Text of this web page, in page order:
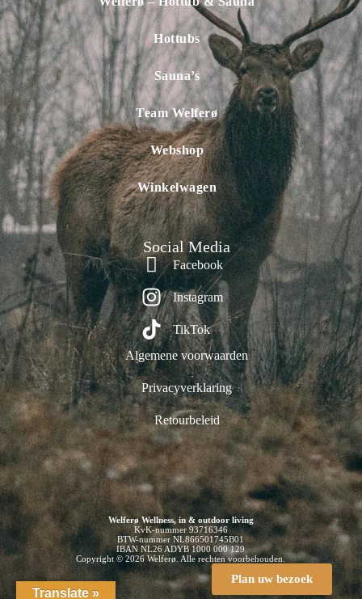
Hottubs
Sauna’s
Team Welferø
Webshop
Winkelwagen
Social Media
Facebook
Instagram
TikTok
Algemene voorwaarden
Privacyverklaring
Retourbeleid
Welferø Wellness, in & outdoor living
KvK-nummer 93716346
BTW-nummer NL866501745B01
IBAN NL26 ADYB 1000 000 129
Copyright © 2026 Welferø. Alle rechten voorbehouden.
Plan uw bezoek
Translate »